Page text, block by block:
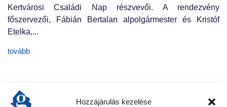
Hozzájárulás kezelése
Kertvárosi Családi Nap részvevői. A rendezvény
főszervezői, Fábián Bertalan alpolgármester és Kristóf
Etelka,...
tovább